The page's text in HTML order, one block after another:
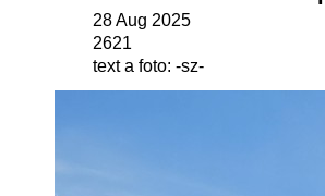
28 Aug 2025
2621
text a foto: -sz-